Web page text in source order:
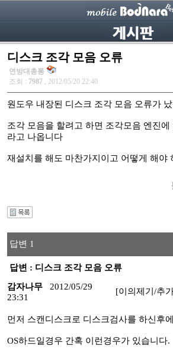
디스크 조각 모음 오류
연방대총통
조회 : 7987 , 2012/05/20 22:40
원도우 내장된 디스크 조각 모음 오류가
조각 모음을 할려고 하면 조각모음 엔진
라고 나옵니다
재설치를 해도 마찬가지이고 어떻게 해야
답변 1
답변 : 디스크 조각 모음 오류
감자나무
2012/05/29
23:31
[이의제기/추
먼저 스캔디스크로 디스크검사를 하신후
OS하드일경우 간혹 이런경우가 있습니다.